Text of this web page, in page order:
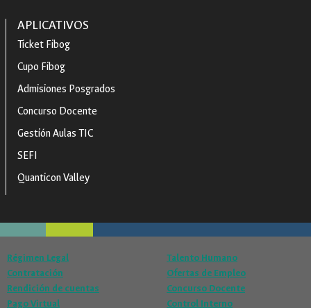
APLICATIVOS
Ticket Fibog
Cupo Fibog
Admisiones Posgrados
Concurso Docente
Gestión Aulas TIC
SEFI
Quanticon Valley
Régimen Legal
Contratación
Rendición de cuentas
Pago Virtual
Talento Humano
Ofertas de Empleo
Concurso Docente
Control Interno